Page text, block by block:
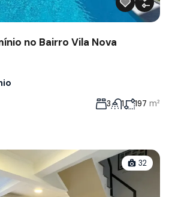
no Bairro Vila Nova
3 1 197 m²
32